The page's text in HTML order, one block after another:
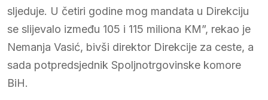
sljeduje. U četiri godine mog mandata u Direkciju
se slijevalo između 105 i 115 miliona KM”, rekao je
Nemanja Vasić, bivši direktor Direkcije za ceste, a
sada potpredsjednik Spoljnotrgovinske komore
BiH.